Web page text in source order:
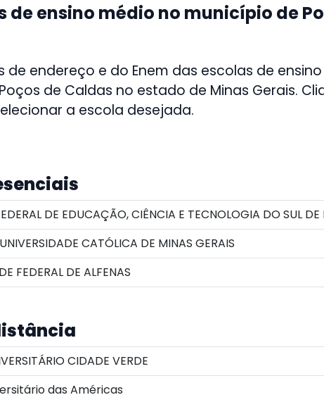
de ensino médio no município de
de endereço e do Enem das escolas de
de Caldas no estado de Minas Gerais.
a escola desejada.
DE EDUCAÇÃO, CIÊNCIA E TECNOLOGIA DO SUL DE
CATÓLICA DE MINAS GERAIS
FEDERAL DE ALFENAS
CIDADE VERDE
das Américas